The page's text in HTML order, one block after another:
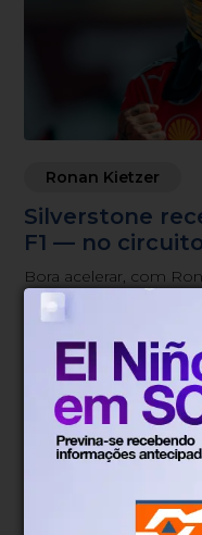
Ronan Kietzer
Silverstone
F1 — no
Bora acelerar, com